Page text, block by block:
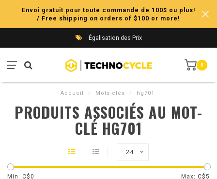
Envoi gratuit pour toute commande de 100$ ou plus!
/ Free shipping on orders of $100 or more!
Égalisation des Prix
0
Accueil / Mots-clés / hg701
PRODUITS ASSOCIÉS AU MOT-
CLÉ HG701
24
Min: C$0 Max: C$5